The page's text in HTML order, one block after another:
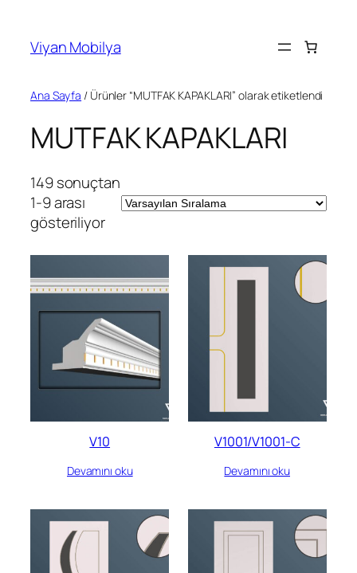
Viyan Mobilya
Ana Sayfa / Ürünler “MUTFAK KAPAKLARI” olarak etiketlendi
MUTFAK KAPAKLARI
149 sonuçtan
1-9 arası
gösteriliyor
V10
Devamını oku
V1001/V1001-C
Devamını oku